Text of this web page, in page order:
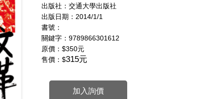
出版社：交通大學出版社
出版日期：2014/1/1
書號：
關鍵字：9789866301612
原價： $350元
售價：$315元
加入詢價